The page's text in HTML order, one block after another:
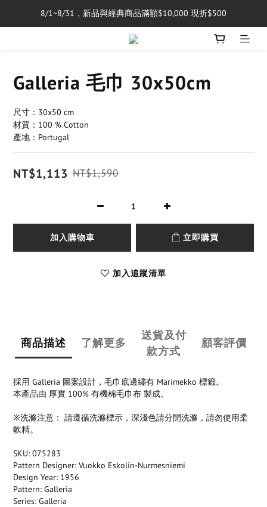
單筆消費滿$5,000享免運費
8/1~8/31，新品與經典商品滿額$10,000 現折$500
單筆消費滿$5,000享免運費
Galleria 毛巾 30x50cm
尺寸：30x50 cm
材質：100 % Cotton
產地：Portugal
NT$1,113 NT$1,590
加入購物車 立即購買
加入追蹤清單
商品描述 了解更多
送貨及付
款方式
顧客評價
採用 Galleria 圖案設計，毛巾底邊繡有 Marimekko 標籤。
本產品由 厚實 100% 有機棉毛巾布 製成。
※洗滌注意： 請遵循洗滌標示，深淺色請分開洗滌，請勿使用柔
軟精。
SKU: 075283
Pattern Designer: Vuokko Eskolin-Nurmesniemi
Design Year: 1956
Pattern: Galleria
Series: Galleria